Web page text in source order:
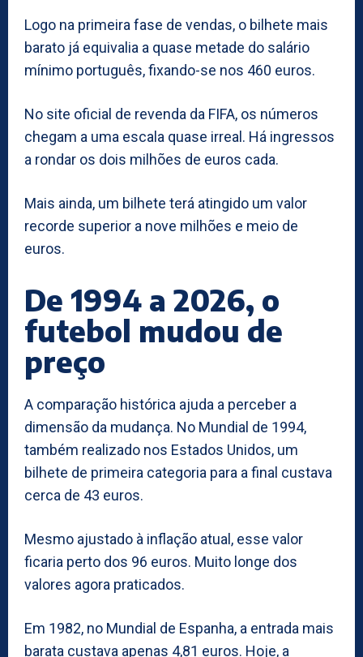
Logo na primeira fase de vendas, o bilhete mais
barato já equivalia a quase metade do salário
mínimo português, fixando-se nos 460 euros.
No site oficial de revenda da FIFA, os números
chegam a uma escala quase irreal. Há ingressos
a rondar os dois milhões de euros cada.
Mais ainda, um bilhete terá atingido um valor
recorde superior a nove milhões e meio de
euros.
De 1994 a 2026, o
futebol mudou de
preço
A comparação histórica ajuda a perceber a
dimensão da mudança. No Mundial de 1994,
também realizado nos Estados Unidos, um
bilhete de primeira categoria para a final custava
cerca de 43 euros.
Mesmo ajustado à inflação atual, esse valor
ficaria perto dos 96 euros. Muito longe dos
valores agora praticados.
Em 1982, no Mundial de Espanha, a entrada mais
barata custava apenas 4,81 euros. Hoje, a